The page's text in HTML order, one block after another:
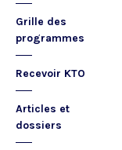
Grille des
programmes
Recevoir KTO
Articles et
dossiers